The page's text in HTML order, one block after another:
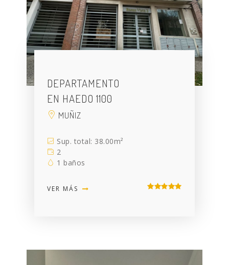
DEPARTAMENTO
EN HAEDO 1100
MUÑIZ
Sup. total: 38.00m²
2
1 baños
VER MÁS